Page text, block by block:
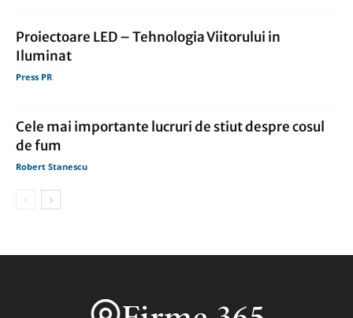
Proiectoare LED – Tehnologia Viitorului in
Iluminat
Press PR
Cele mai importante lucruri de stiut despre cosul
de fum
Robert Stanescu